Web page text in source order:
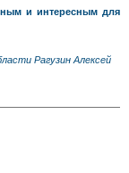
и интересным для
Рагузин Алексей